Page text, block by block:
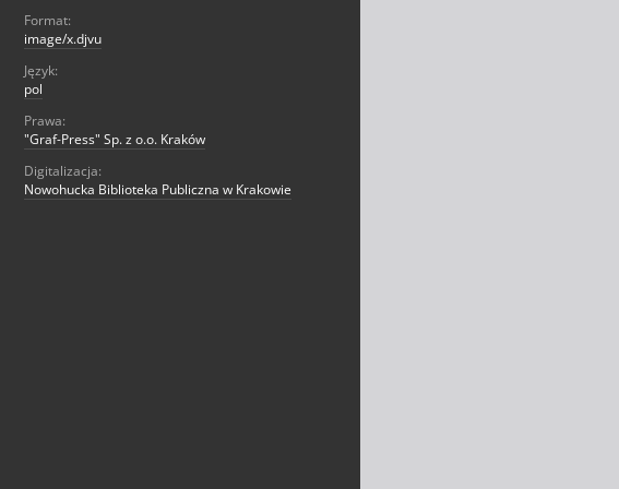
Format:
image/x.djvu
Język:
pol
Prawa:
"Graf-Press" Sp. z o.o. Kraków
Digitalizacja:
Nowohucka Biblioteka Publiczna w Krakowie